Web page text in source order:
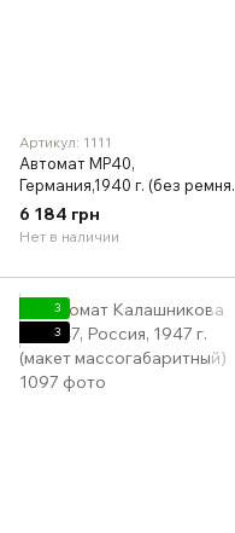
Артикул: 1111
Автомат MP40,
Германия,1940 г. (без ремня)
(макет массогабаритный)
6 184 грн
Нет в наличии
3
3